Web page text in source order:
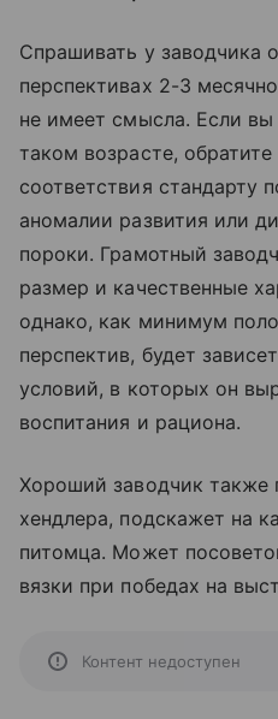
Спрашивать у заводчика
перспективах 2-3
не имеет смысла. Если
таком возрасте,
соответствия стандарту
аномалии развития или
пороки. Грамотный
размер и качественные
однако, как минимум
перспектив, будет
условий, в которых он
воспитания и рациона.
Хороший заводчик также
хендлера, подскажет на
питомца. Может
вязки при победах на
Контент недоступен